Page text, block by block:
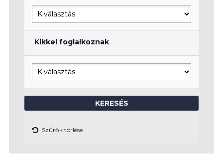
Kikkel foglalkoznak
Szűrők törlése